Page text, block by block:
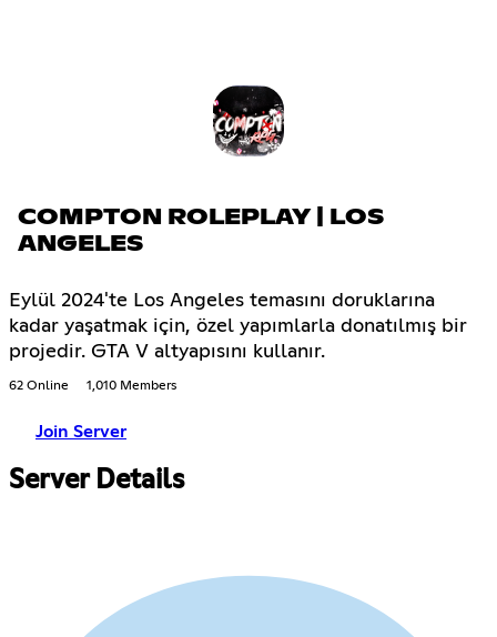
COMPTON ROLEPLAY | LOS
ANGELES
Eylül 2024'te Los Angeles temasını doruklarına
kadar yaşatmak için, özel yapımlarla donatılmış bir
projedir. GTA V altyapısını kullanır.
62 Online 1,010 Members
Join Server
Server Details